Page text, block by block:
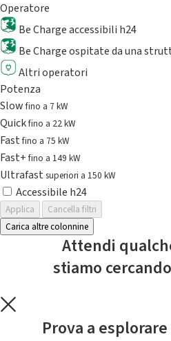
Operatore
Be Charge accessibili h24
Be Charge ospitate da una
Altri operatori
Potenza
Slowfino a 7 kW
Quickfino a 22 kW
Fastfino a 75 kW
Fast+fino a 149 kW
Ultrafast superiori a 150 kW
Accessibile h24
Applica
Cancella filtri
Carica altre colonnine
Attendi
stiamo
Prova a